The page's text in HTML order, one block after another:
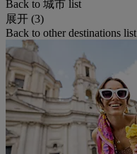
Back to 城市 list
展开 (3)
Back to other destinations list